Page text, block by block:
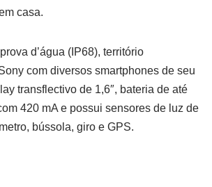
casa.
d’água (IP68), território
com diversos smartphones de seu
transflectivo de 1,6″, bateria de até
420 mA e possui sensores de luz de
bússola, giro e GPS.